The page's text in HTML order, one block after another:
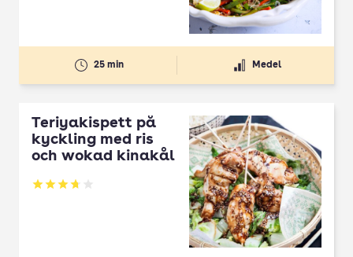
25 min Medel
Teriyakispett på
kyckling med ris
och wokad kinakål
Betyg: 3.71 av 5